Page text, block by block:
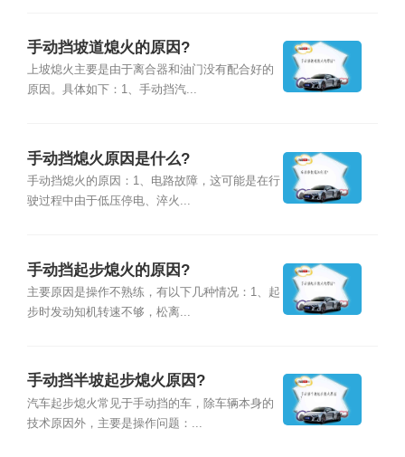
手动挡坡道熄火的原因?
上坡熄火主要是由于离合器和油门没有配合好的
原因。具体如下：1、手动挡汽...
手动挡熄火原因是什么?
手动挡熄火的原因：1、电路故障，这可能是在行
驶过程中由于低压停电、淬火...
手动挡起步熄火的原因?
主要原因是操作不熟练，有以下几种情况：1、起
步时发动知机转速不够，松离...
手动挡半坡起步熄火原因?
汽车起步熄火常见于手动挡的车，除车辆本身的
技术原因外，主要是操作问题：...